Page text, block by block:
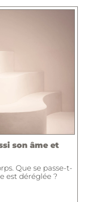
son âme et
Que se passe-t-
est déréglée ?